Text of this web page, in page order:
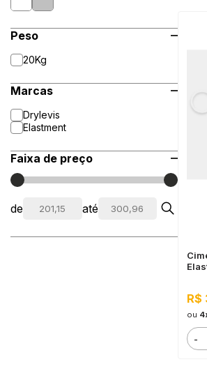
Peso
20Kg
Marcas
Drylevis
Elastment
Faixa de preço
de até
R$
ou
-